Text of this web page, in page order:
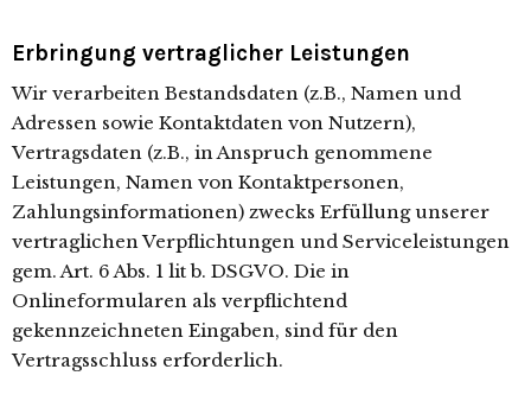
Erbringung vertraglicher Leistungen
Wir verarbeiten Bestandsdaten (z.B., Namen und
Adressen sowie Kontaktdaten von Nutzern),
Vertragsdaten (z.B., in Anspruch genommene
Leistungen, Namen von Kontaktpersonen,
Zahlungsinformationen) zwecks Erfüllung unserer
vertraglichen Verpflichtungen und Serviceleistungen
gem. Art. 6 Abs. 1 lit b. DSGVO. Die in
Onlineformularen als verpflichtend
gekennzeichneten Eingaben, sind für den
Vertragsschluss erforderlich.